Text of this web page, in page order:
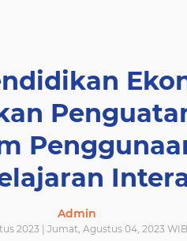
Admin
2023 | Jumat, Agustus 04, 2023 WIB |